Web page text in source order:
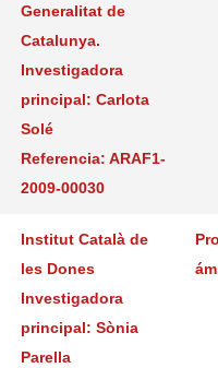
Generalitat de
Catalunya.
Investigadora
principal: Carlota
Solé
Referencia: ARAF1-
2009-00030
Institut Català de
les Dones
Investigadora
principal: Sònia
Parella